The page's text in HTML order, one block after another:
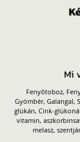
Mi
Fenyőtoboz,
Gyömbér, Galangal,
glükán, Cink-
vitamin,
melasz,